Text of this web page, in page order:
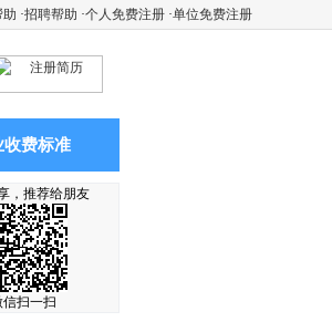
助 ·招聘帮助 ·个人免费注册 ·单位免费注册
收费标准
，推荐给朋友
信扫一扫